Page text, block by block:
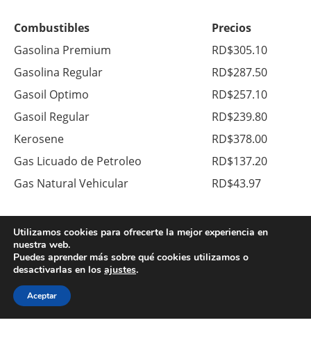
Combustibles
Precios
Gasolina Premium
RD$305.10
Gasolina Regular
RD$287.50
Gasoil Optimo
RD$257.10
Gasoil Regular
RD$239.80
Kerosene
RD$378.00
Gas Licuado de Petroleo
RD$137.20
Gas Natural Vehicular
RD$43.97
Moneda Compra
Venta
Dolares US$
RD$59.10
RD$61.60
Euros €
Utilizamos cookies para ofrecerte la mejor experiencia en
nuestra web.
Puedes aprender más sobre qué cookies utilizamos o
desactivarlas en los ajustes.
Aceptar